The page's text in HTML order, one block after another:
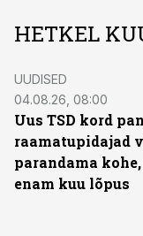
HETKEL
UUDISED
04.08.26, 08:00
Uus TSD kord
raamatupidajad
parandama
enam kuu lõpus